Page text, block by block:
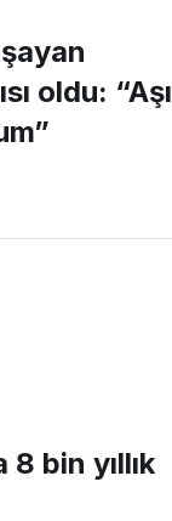
oldu: “Aşı
bin yıllık